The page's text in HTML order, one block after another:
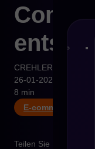
CREHLER
26-01-2026
8 min
E-commerce
Teilen Sie